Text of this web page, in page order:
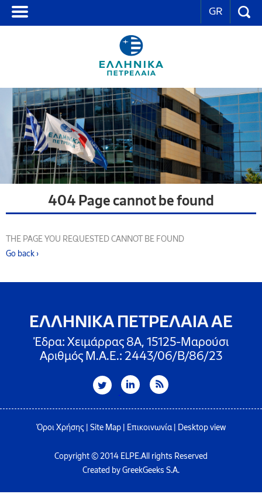
GR
404 Page cannot be found
THE PAGE YOU REQUESTED CANNOT BE FOUND
Go back ›
ΕΛΛΗΝΙΚΑ ΠΕΤΡΕΛΑΙΑ ΑΕ
Έδρα: Χειμάρρας 8A, 15125-Μαρούσι
Αριθμός Μ.Α.Ε.: 2443/06/Β/86/23
Όροι Χρήσης Site Map Επικοινωνία| Desktop view
Copyright © 2014 ELPE.All rights Reserved
Created by GreekGeeks S.A.